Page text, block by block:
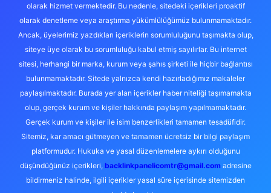
olarak hizmet vermektedir. Bu nedenle, sitedeki içerikleri proaktif
olarak denetleme veya araştırma yükümlülüğümüz bulunmamaktadır.
Ancak, üyelerimiz yazdıkları içeriklerin sorumluluğunu taşımakta olup,
siteye üye olarak bu sorumluluğu kabul etmiş sayılırlar. Bu internet
sitesi, herhangi bir marka, kurum veya şahıs şirketi ile hiçbir bağlantısı
bulunmamaktadır. Sitede yalnızca kendi hazırladığımız makaleler
paylaşılmaktadır. Burada yer alan içerikler haber niteliği taşımamakta
olup, gerçek kurum ve kişiler hakkında paylaşım yapılmamaktadır.
Gerçek kurum ve kişiler ile isim benzerlikleri tamamen tesadüfidir.
Sitemiz, kar amacı gütmeyen ve tamamen ücretsiz bir bilgi paylaşım
platformudur. Hukuka ve yasal düzenlemelere aykırı olduğunu
düşündüğünüz içerikleri, backlinkpanelicomtr@gmail.comadresine
bildirmeniz halinde, ilgili içerikler yasal süre içerisinde sitemizden